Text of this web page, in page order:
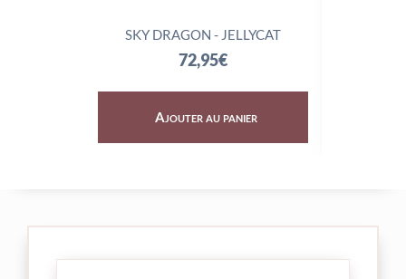
SKY DRAGON - JELLYCAT
72,95€
Ajouter au panier